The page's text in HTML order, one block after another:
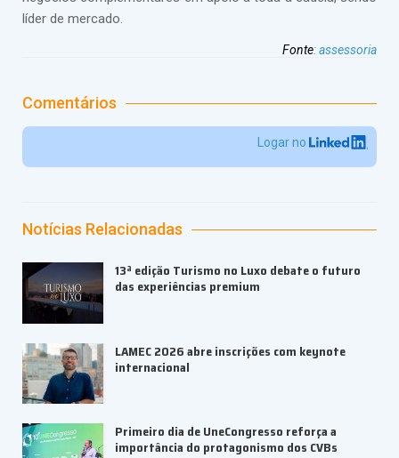
líder de mercado.
Fonte:assessoria
Comentários
Logar no
Notícias Relacionadas
13ª edição Turismo no Luxo debate o futuro
das experiências premium
LAMEC 2026 abre inscrições com keynote
internacional
Primeiro dia de UneCongresso reforça a
importância do protagonismo dos CVBs